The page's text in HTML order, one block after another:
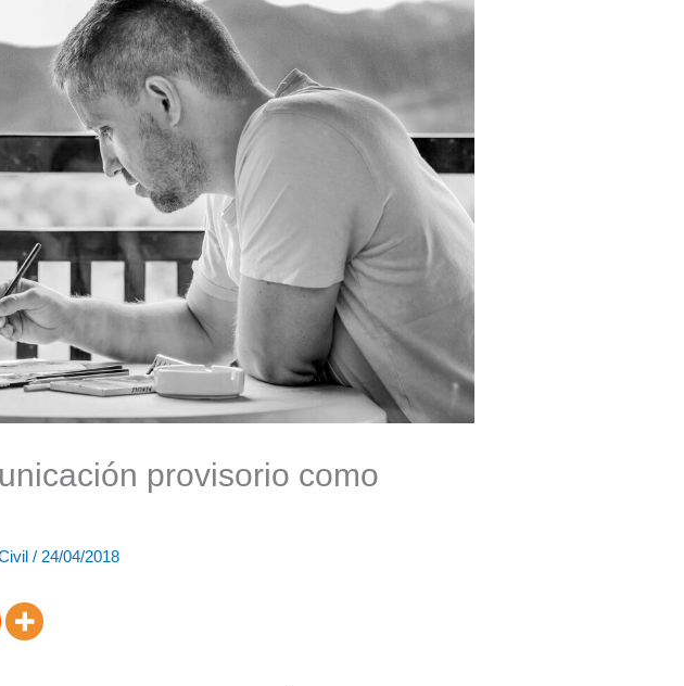
provisorio como
/ 24/04/2018